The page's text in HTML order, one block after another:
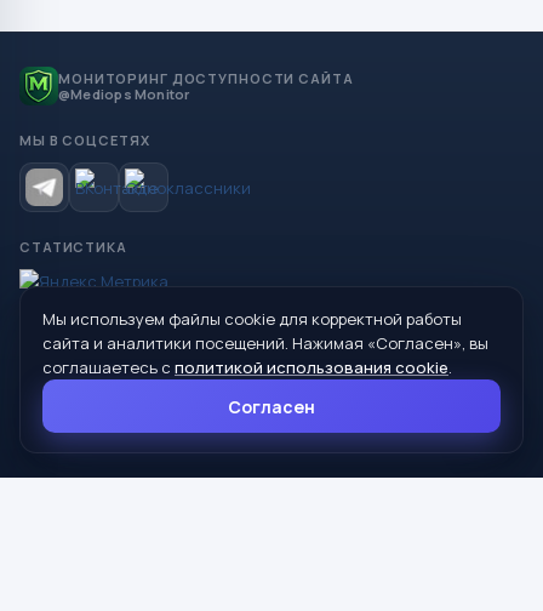
МОНИТОРИНГ ДОСТУПНОСТИ САЙТА
@Mediops Monitor
МЫ В СОЦСЕТЯХ
СТАТИСТИКА
© 2026 Управление образования Администрации МО
Сухой Лог
624800, Свердловская область, г. Сухой Лог, ул. Кирова, дом 7
8 (34373) 4-33-85
Мы используем файлы cookie для корректной работы
сайта и аналитики посещений. Нажимая «Согласен», вы
соглашаетесь с политикой использования cookie.
Согласен